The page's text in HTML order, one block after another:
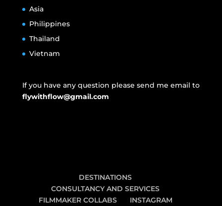
Asia
Philippines
Thailand
Vietnam
If you have any question please send me email to
flywithflow@gmail.com
DESTINATIONS
CONSULTANCY AND SERVICES
FILMMAKER COLLABS
INSTAGRAM